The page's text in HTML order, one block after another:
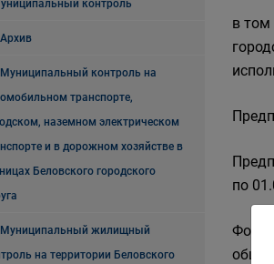
контроль
Архив
Муниципальный контроль на
транспорте,
наземном электрическом
и в дорожном хозяйстве в
Беловского городского
Муниципальный жилищный
на территории Беловского
в том
по